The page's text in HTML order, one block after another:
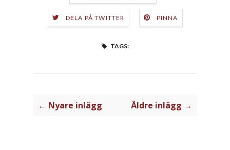
DELA PÅ TWITTER PINNA
TAGS:
← Nyare inlägg Äldre inlägg →